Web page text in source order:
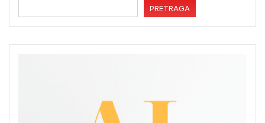
PRETRAGA